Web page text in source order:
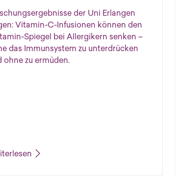
der Uni Erlangen
Vitamin-C-Infusionen können den
Spiegel bei Allergikern senken –
das Immunsystem zu unterdrücken
ohne zu ermüden.